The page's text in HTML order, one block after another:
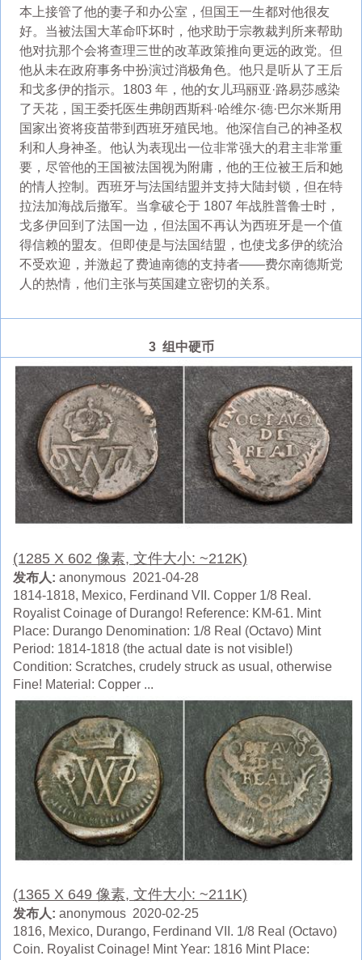
本上接管了他的妻子和办公室，但国王一生都对他很友
好。当被法国大革命吓坏时，他求助于宗教裁判所来帮助
他对抗那个会将查理三世的改革政策推向更远的政党。但
他从未在政府事务中扮演过消极角色。他只是听从了王后
和戈多伊的指示。1803 年，他的女儿玛丽亚·路易莎感染
了天花，国王委托医生弗朗西斯科·哈维尔·德·巴尔米斯用
国家出资将疫苗带到西班牙殖民地。他深信自己的神圣权
利和人身神圣。他认为表现出一位非常强大的君主非常重
要，尽管他的王国被法国视为附庸，他的王位被王后和她
的情人控制。西班牙与法国结盟并支持大陆封锁，但在特
拉法加海战后撤军。当拿破仑于 1807 年战胜普鲁士时，
戈多伊回到了法国一边，但法国不再认为西班牙是一个值
得信赖的盟友。但即使是与法国结盟，也使戈多伊的统治
不受欢迎，并激起了费迪南德的支持者——费尔南德斯党
人的热情，他们主张与英国建立密切的关系。
3 组中硬币
(1285 X 602 像素, 文件大小: ~212K)
发布人: anonymous 2021-04-28
1814-1818, Mexico, Ferdinand VII. Copper 1/8 Real.
Royalist Coinage of Durango! Reference: KM-61. Mint
Place: Durango Denomination: 1/8 Real (Octavo) Mint
Period: 1814-1818 (the actual date is not visible!)
Condition: Scratches, crudely struck as usual, otherwise
Fine! Material: Copper ...
(1365 X 649 像素, 文件大小: ~211K)
发布人: anonymous 2020-02-25
1816, Mexico, Durango, Ferdinand VII. 1/8 Real (Octavo)
Coin. Royalist Coinage! Mint Year: 1816 Mint Place: